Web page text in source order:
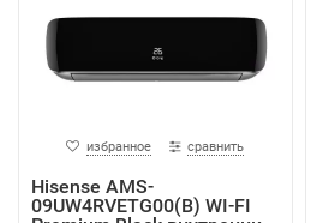
избранное сравнить
Hisense AMS-
09UW4RVETG00(B) WI-FI